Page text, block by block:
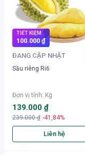
TIẾT KIỆM
100.000 ₫
ĐANG CẬP NHẬT
Sầu riêng Ri6
Đơn vị tính: Kg
139.000 ₫
239.000 ₫ -41,84%
Liên hệ